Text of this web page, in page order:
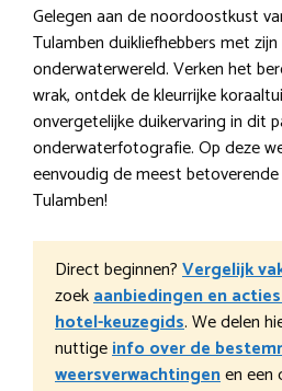
Gelegen aan de noordoostkust
Tulamben duikliefhebbers met
onderwaterwereld. Verken het
wrak, ontdek de kleurrijke
onvergetelijke duikervaring in dit
onderwaterfotografie. Op deze
eenvoudig de meest
Tulamben!
Direct beginnen?Vergelijk
zoekaanbiedingen en
hotel-keuzegids. We delen
nuttigeinfo over de
weersverwachtingenen een